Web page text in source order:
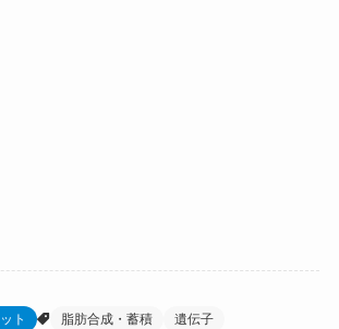
ト 脂肪合成・蓄積 遺伝子